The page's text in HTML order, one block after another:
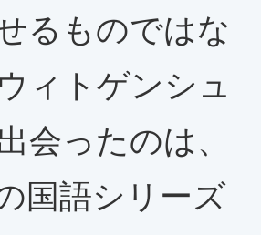
るものではな
ィトゲンシュ
会ったのは、
国語シリーズ